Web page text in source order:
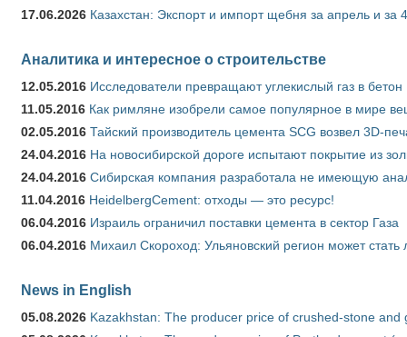
17.06.2026 Казахстан: Экспорт и импорт щебня за апрель и за
Аналитика и интересное о строительстве
12.05.2016 Исследователи превращают углекислый газ в бетон
11.05.2016 Как римляне изобрели самое популярное в мире
02.05.2016 Тайский производитель цемента SCG возвел 3D-
24.04.2016 На новосибирской дороге испытают покрытие из
24.04.2016 Сибирская компания разработала не имеющую
11.04.2016 HeidelbergCement: отходы — это ресурс!
06.04.2016 Израиль ограничил поставки цемента в сектор Газа
06.04.2016 Михаил Скороход: Ульяновский регион может
News in English
05.08.2026 Kazakhstan: The producer price of crushed-stone and